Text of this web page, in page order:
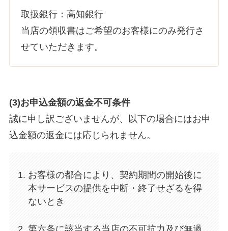
取扱銀行：高知銀行
当店の領収書はご希望のお客様にのみ発行さ
せていただきます。
(3)お申込金額の返金不可条件
誠に申し訳ございませんが、以下の場合にはお申
込金額の返金には応じられません。
お客様の都合により、契約期間の開始後に
本サービスの提供を中断・終了せざるを得
ないとき
第六条に該当する当店の不可抗力及び無過